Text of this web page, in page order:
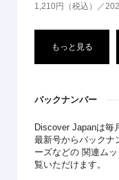
1,210円（税込）／
もっと見る
バックナンバー
Discover Japanは毎
最新号からバックナ
ーズなどの 関連ム
覧いただけます。